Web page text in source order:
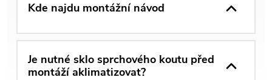
Kde najdu montážní návod
Je nutné sklo sprchového koutu před
montáží aklimatizovat?